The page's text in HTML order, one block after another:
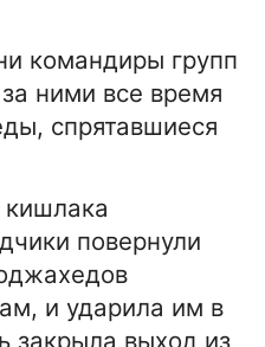
командиры групп
ними все время
спрятавшиеся
кишлака
повернули
и ударила им в
закрыла выход из